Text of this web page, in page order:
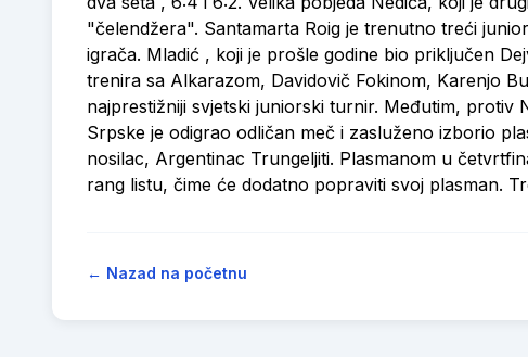
"čelendžera". Santamarta Roig je trenutno treći
igrača. Mladić , koji je prošle godine bio priključen
trenira sa Alkarazom, Davidovič Fokinom, Karenjo
najprestižniji svjetski juniorski turnir. Međutim, protiv
Srpske je odigrao odličan meč i zasluženo izborio
nosilac, Argentinac Trungeljiti. Plasmanom u
rang listu, čime će dodatno popraviti svoj plasman.
← Nazad na početnu